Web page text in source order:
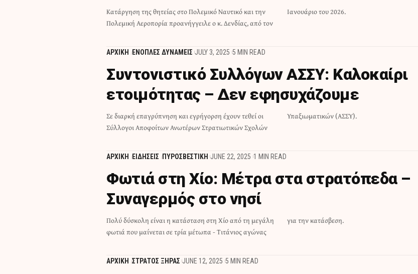
Κατάργηση της θητείας στο Πολεμικό Ναυτικό και την
Πολεμική Αεροπορία προανήγγειλε ο κ. Δενδίας, από τον
Ιανουάριο του 2026.
ΑΡΧΙΚΗ ΕΝΟΠΛΕΣ ΔΥΝΑΜΕΙΣ JULY 3, 2025 5 MIN READ
Συντονιστικό Συλλόγων ΑΣΣΥ: Καλοκαίρι
ετοιμότητας – Δεν εφησυχάζουμε
Σε διαρκή επαγρύπνηση και εγρήγορση έχουν τεθεί οι
Σύλλογοι Αποφοίτων Ανωτέρων Στρατιωτικών Σχολών
Υπαξιωματικών (ΑΣΣΥ).
ΑΡΧΙΚΗ ΕΙΔΗΣΕΙΣ ΠΥΡΟΣΒΕΣΤΙΚΗ JUNE 22, 2025 1 MIN READ
Φωτιά στη Χίο: Μέτρα στα στρατόπεδα –
Συναγερμός στο νησί
Πολύ δύσκολη είναι η κατάσταση στη Χίο από τη μεγάλη
φωτιά που μαίνεται σε τρία μέτωπα - Τιτάνιος αγώνας
για την κατάσβεση.
ΑΡΧΙΚΗ ΣΤΡΑΤΟΣ ΞΗΡΑΣ JUNE 12, 2025 5 MIN READ